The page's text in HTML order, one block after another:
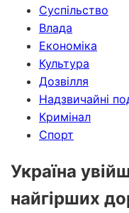
Суспільство
Влада
Економіка
Культура
Дозвілля
Надзвичайні
Кримінал
Спорт
Україна
найгірших